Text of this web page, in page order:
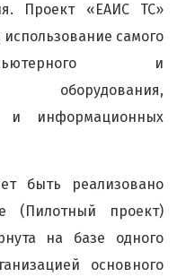
Проект «ЕАИС ТС»
самого
и
оборудования,
и информационных
быть реализовано
(Пилотный проект)
на базе одного
основного